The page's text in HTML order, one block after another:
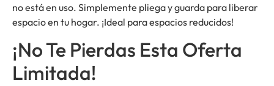
no está en uso. Simplemente pliega y guarda para liberar
espacio en tu hogar. ¡Ideal para espacios reducidos!
¡No Te Pierdas Esta Oferta
Limitada!